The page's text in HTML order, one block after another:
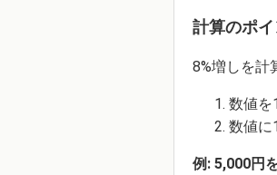
計算のポイ
8%増しを計
数値を
数値に
例: 5,000円